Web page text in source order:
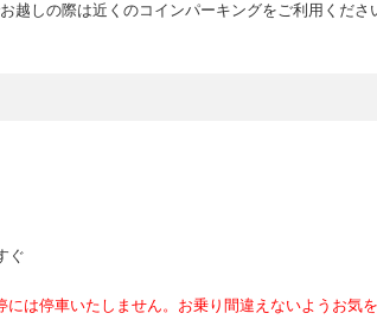
しの際は近くのコインパーキングをご利用くださ
ぐ
は停車いたしません。お乗り間違えないようお気